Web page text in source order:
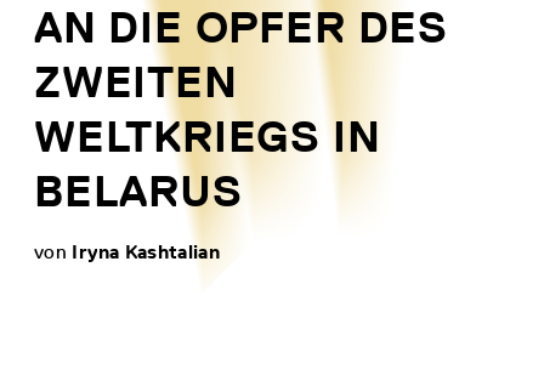
AN DIE OPFER DES
ZWEITEN
WELTKRIEGS IN
BELARUS
von Iryna Kashtalian